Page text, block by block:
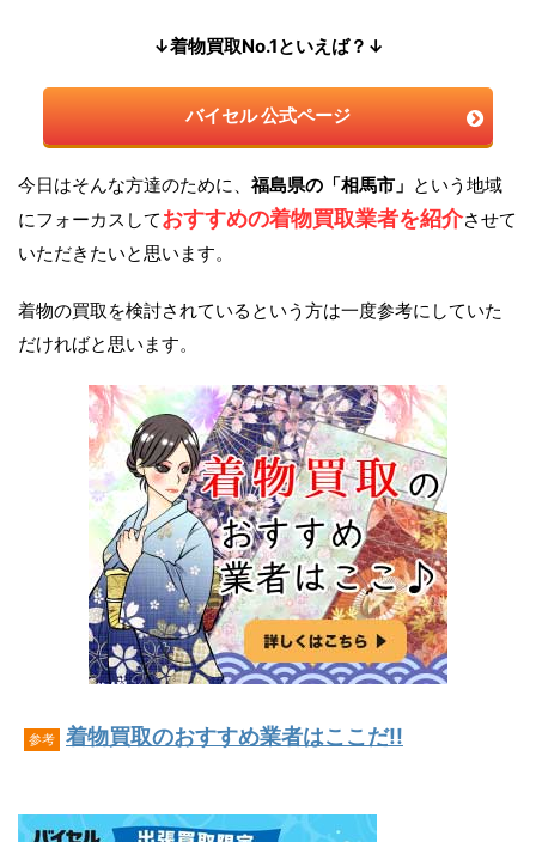
↓着物買取No.1といえば？↓
バイセル 公式ページ
今日はそんな方達のために、 福島県の「相馬市」 という地域
にフォーカスしておすすめの着物買取業者を紹介させて
いただきたいと思います。
着物の買取を検討されているという方は一度参考にしていた
だければと思います。
参考 着物買取のおすすめ業者はここだ!!